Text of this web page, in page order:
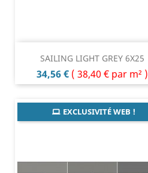
SAILING LIGHT GREY 6X25
Prix
34,56 € ( 38,40 € par m² )
EXCLUSIVITÉ WEB !